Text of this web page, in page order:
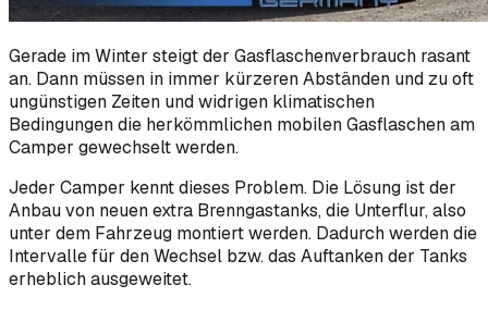
Gerade im Winter steigt der Gasflaschenverbrauch rasant
an. Dann müssen in immer kürzeren Abständen und zu oft
ungünstigen Zeiten und widrigen klimatischen
Bedingungen die herkömmlichen mobilen Gasflaschen am
Camper gewechselt werden.
Jeder Camper kennt dieses Problem. Die Lösung ist der
Anbau von neuen extra Brenngastanks, die Unterflur, also
unter dem Fahrzeug montiert werden. Dadurch werden die
Intervalle für den Wechsel bzw. das Auftanken der Tanks
erheblich ausgeweitet.